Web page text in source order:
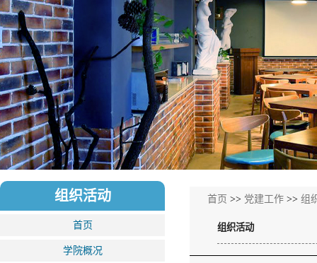
组织活动
首页
学院概况
首页 >> 党建工作 >> 组
组织活动